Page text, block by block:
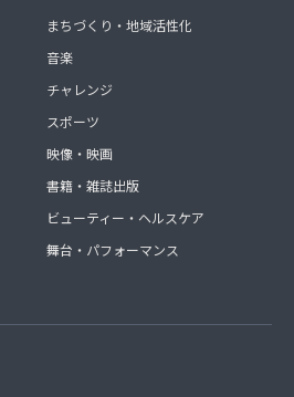
まちづくり・地域活性化
音楽
チャレンジ
スポーツ
映像・映画
書籍・雑誌出版
ビューティー・ヘルスケア
舞台・パフォーマンス